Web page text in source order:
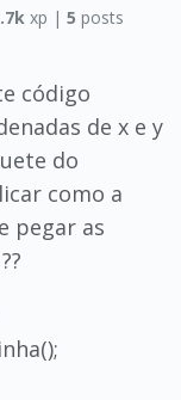
xp |5 posts
código
de x e y
do
como a
pegar as